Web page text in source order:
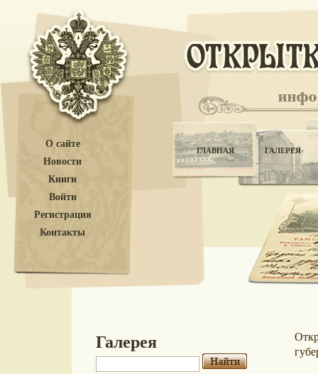
О сайте
Новости
Книги
Войти
Регистрация
Контакты
ГЛАВНАЯ ГАЛЕРЕЯ
Галерея